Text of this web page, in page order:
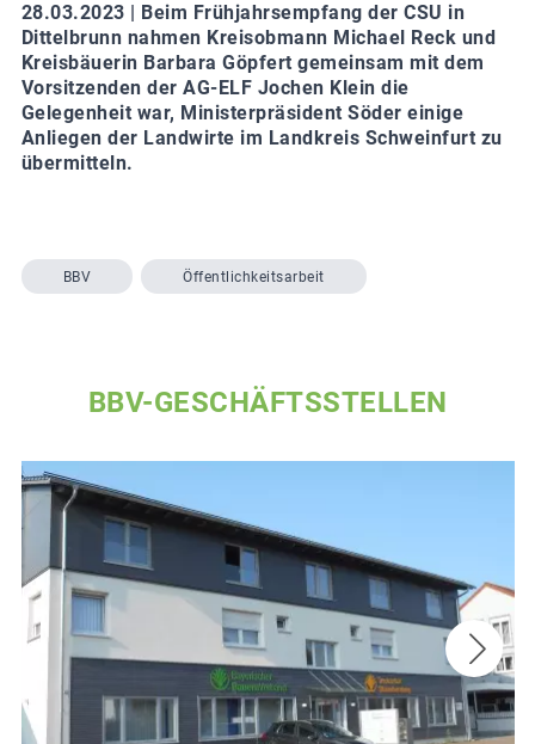
28.03.2023 |
Beim Frühjahrsempfang der CSU in
Dittelbrunn nahmen Kreisobmann Michael Reck und
Kreisbäuerin Barbara Göpfert gemeinsam mit dem
Vorsitzenden der AG-ELF Jochen Klein die
Gelegenheit war, Ministerpräsident Söder einige
Anliegen der Landwirte im Landkreis Schweinfurt zu
übermitteln.
BBV Öffentlichkeitsarbeit
BBV-GESCHÄFTSSTELLEN